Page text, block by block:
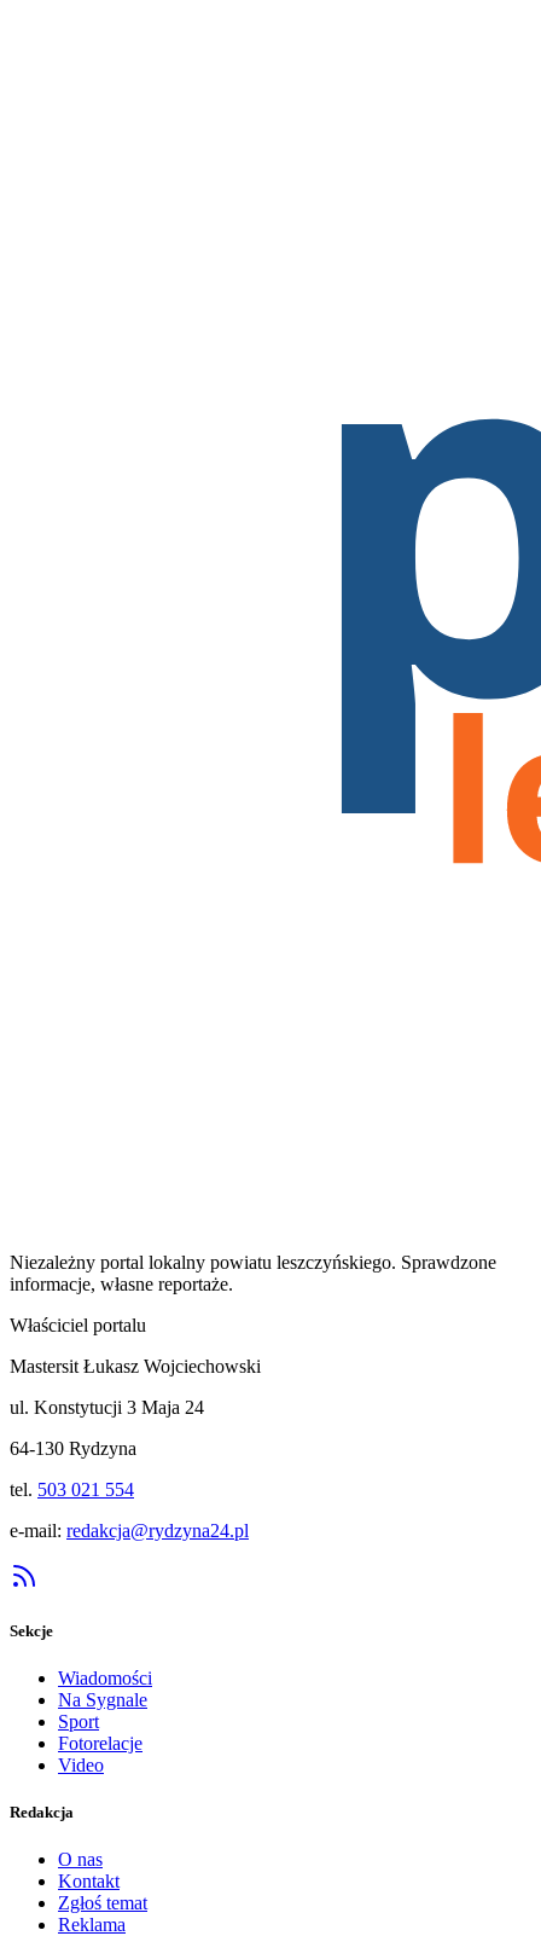
Niezależny portal lokalny powiatu leszczyńskiego. Sprawdzone
informacje, własne reportaże.
Właściciel portalu
Mastersit Łukasz Wojciechowski
ul. Konstytucji 3 Maja 24
64-130 Rydzyna
tel. 503 021 554
e-mail: redakcja@rydzyna24.pl
Sekcje
Wiadomości
Na Sygnale
Sport
Fotorelacje
Video
Redakcja
O nas
Kontakt
Zgłoś temat
Reklama